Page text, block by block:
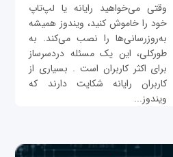
وقتی می‌خواهید رایانه یا لپ‌تاپ
خود را خاموش کنید، ویندوز همیشه
به‌روزرسانی‌ها را نصب می‌کند. به
طور‌کلی، این یک مسئله دردسرساز
برای اکثر کاربران است . بسیاری از
کاربران رایانه شکایت دارند که
ویندوز...